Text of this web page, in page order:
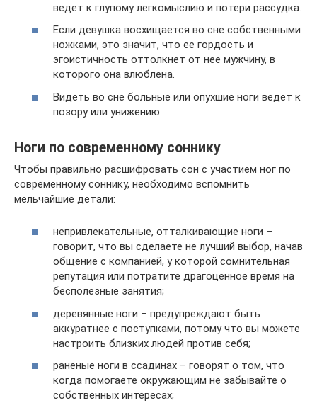
ведет к глупому легкомыслию и потери рассудка.
Если девушка восхищается во сне собственными
ножками, это значит, что ее гордость и
эгоистичность оттолкнет от нее мужчину, в
которого она влюблена.
Видеть во сне больные или опухшие ноги ведет к
позору или унижению.
Ноги по современному соннику
Чтобы правильно расшифровать сон с участием ног по
современному соннику, необходимо вспомнить
мельчайшие детали:
непривлекательные, отталкивающие ноги –
говорит, что вы сделаете не лучший выбор, начав
общение с компанией, у которой сомнительная
репутация или потратите драгоценное время на
бесполезные занятия;
деревянные ноги – предупреждают быть
аккуратнее с поступками, потому что вы можете
настроить близких людей против себя;
раненые ноги в ссадинах – говорят о том, что
когда помогаете окружающим не забывайте о
собственных интересах;